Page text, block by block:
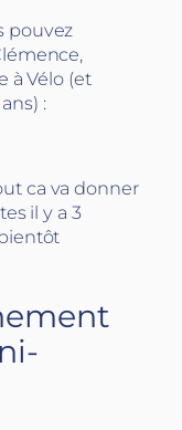
pouvez
à Vélo (et
:
ca va donner
il y a 3